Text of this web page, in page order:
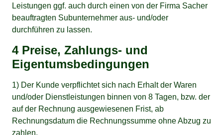
Leistungen ggf. auch durch einen von der Firma Sacher
beauftragten Subunternehmer aus- und/oder
durchführen zu lassen.
4 Preise, Zahlungs- und
Eigentumsbedingungen
1) Der Kunde verpflichtet sich nach Erhalt der Waren
und/oder Dienstleistungen binnen von 8 Tagen, bzw. der
auf der Rechnung ausgewiesenen Frist, ab
Rechnungsdatum die Rechnungssumme ohne Abzug zu
zahlen.